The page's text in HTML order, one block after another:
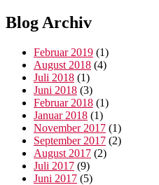
Blog Archiv
Februar 2019 (1)
August 2018 (4)
Juli 2018 (1)
Juni 2018 (3)
Februar 2018 (1)
Januar 2018 (1)
November 2017 (1)
September 2017 (2)
August 2017 (2)
Juli 2017 (9)
Juni 2017 (5)